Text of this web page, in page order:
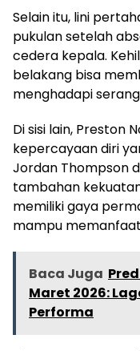
Selain itu, lini
pukulan setelah
cedera kepala.
belakang bisa
menghadapi
Di sisi lain, Preston
kepercayaan diri
Jordan Thompson
tambahan
memiliki gaya
mampu
Baca Juga
Maret 2026:
Performa